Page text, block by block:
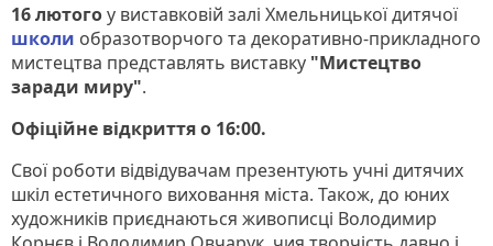
16 лютогоу виставковій залі Хмельницької дитячої
школи образотворчого та декоративно-прикладного
мистецтва представлять виставку "Мистецтво
заради миру".
Офіційне відкриття о 16:00.
Свої роботи відвідувачам презентують учні дитячих
шкіл естетичного виховання міста. Також, до юних
художників приєднаються живописці Володимир